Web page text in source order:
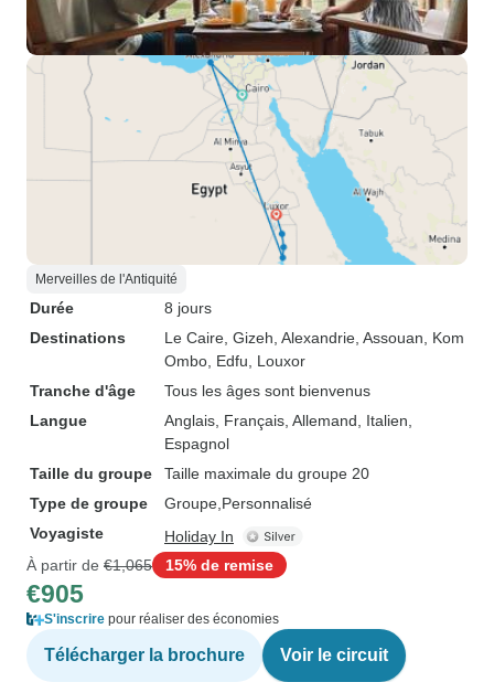
Merveilles de l'Antiquité
Durée
8 jours
Destinations
Le Caire , Gizeh , Alexandrie , Assouan , Kom
Ombo , Edfu , Louxor
Tranche d'âge
Tous les âges sont bienvenus
Langue
Anglais, Français, Allemand, Italien,
Espagnol
Taille du groupe
Taille maximale du groupe 20
Type de groupe
Groupe Personnalisé
Voyagiste
Holiday In
À partir de €1,065 15% de remise
€905
S'inscrire pour réaliser des économies
Télécharger la brochure Voir le circuit